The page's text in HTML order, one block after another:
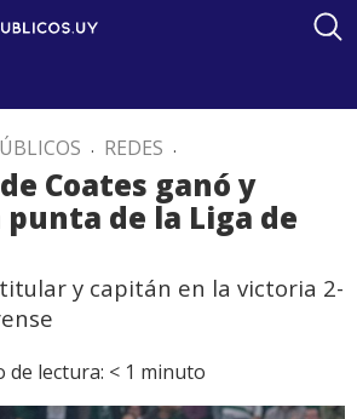
. REDES .
Coates ganó y
de la Liga de
y capitán en la victoria 2-
de lectura: < 1 minuto